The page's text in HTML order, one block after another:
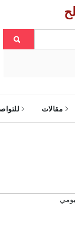
مقالات